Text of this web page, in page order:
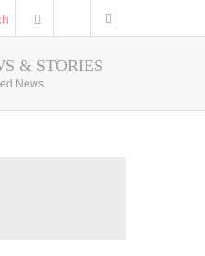
Photo Gallery
& STORIES
News